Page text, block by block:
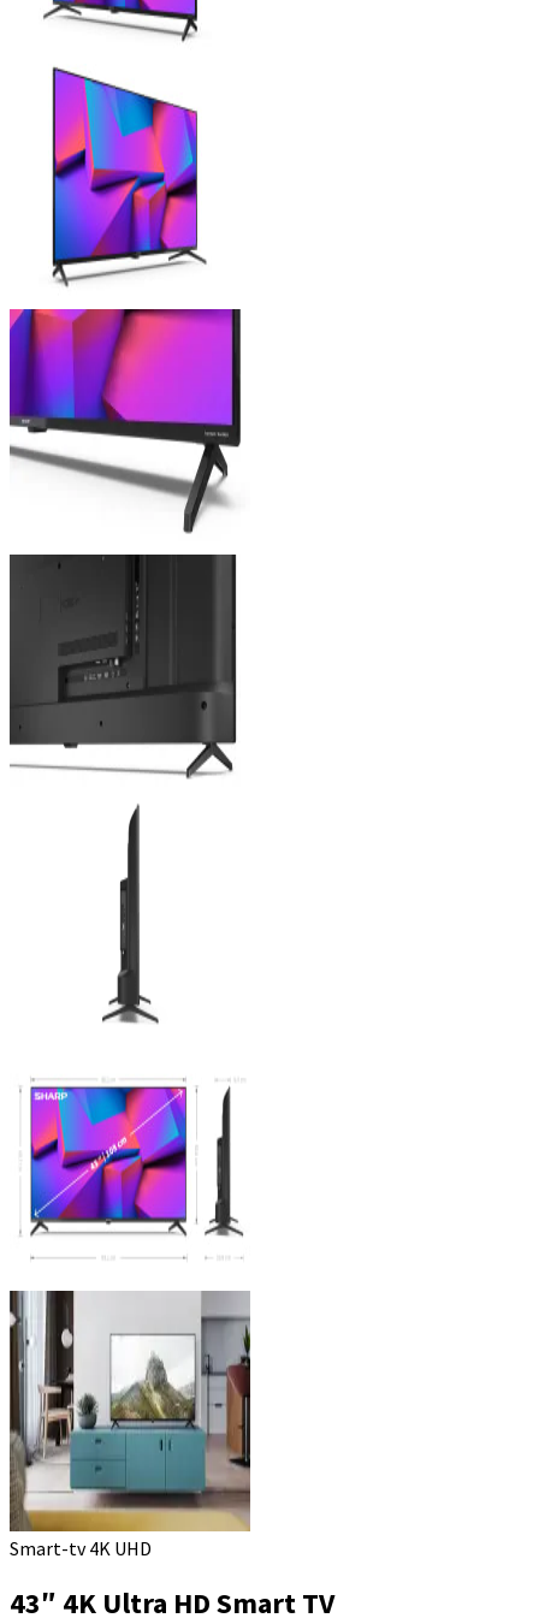
Smart-tv 4K UHD
43″ 4K Ultra HD Smart TV